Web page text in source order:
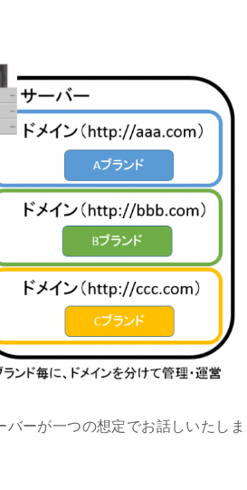
ーが一つの想定でお話しいたしま